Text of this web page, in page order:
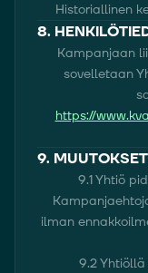
Historiallinen
8.
Kampanjaan
sovelletaan
https://
9.
9.1 Yhtiö
ilman
9.2